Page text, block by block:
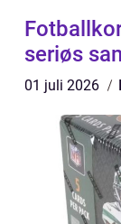
seriøs
01 juli 2026